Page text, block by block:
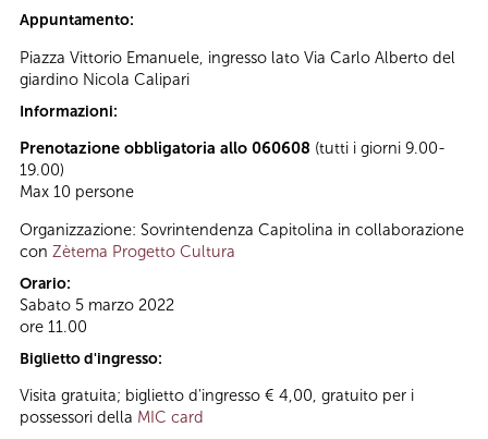
Appuntamento:
Piazza Vittorio Emanuele, ingresso lato Via Carlo Alberto del
giardino Nicola Calipari
Informazioni:
Prenotazione obbligatoria allo 060608 (tutti i giorni 9.00-
19.00)
Max 10 persone
Organizzazione: Sovrintendenza Capitolina in collaborazione
con Zètema Progetto Cultura
Orario:
Sabato 5 marzo 2022
ore 11.00
Biglietto d'ingresso:
Visita gratuita; biglietto d'ingresso € 4,00, gratuito per i
possessori della MIC card